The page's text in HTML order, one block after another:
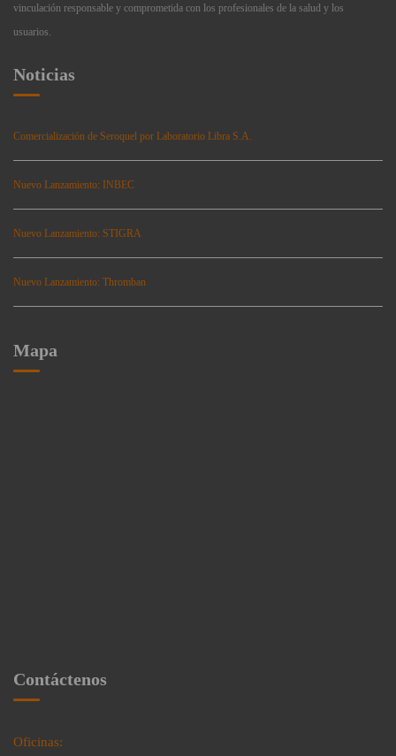
vinculación responsable y comprometida con los profesionales de la salud y los
usuarios.
Noticias
Comercialización de Seroquel por Laboratorio Libra S.A.
Nuevo Lanzamiento: INBEC
Nuevo Lanzamiento: STIGRA
Nuevo Lanzamiento: Thromban
Mapa
Contáctenos
Oficinas: